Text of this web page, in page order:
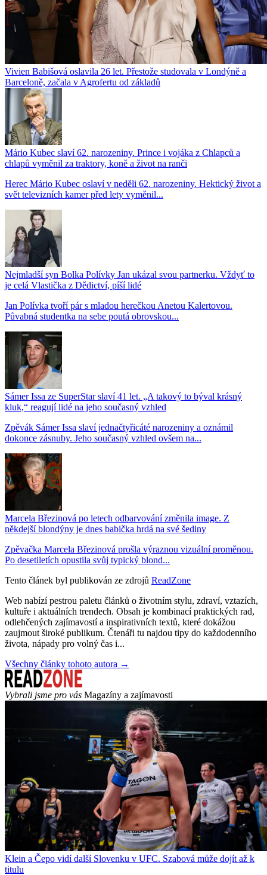
Vivien Babišová oslavila 26 let. Přestože studovala v Londýně a
Barceloně, začala v Agrofertu od základů
Mário Kubec slaví 62. narozeniny. Prince i vojáka z Chlapců a
chlapů vyměnil za traktory, koně a život na ranči
Herec Mário Kubec oslaví v neděli 62. narozeniny. Hektický život a
svět televizních kamer před lety vyměnil...
Nejmladší syn Bolka Polívky Jan ukázal svou partnerku. Vždyť to
je celá Vlastička z Dědictví, píší lidé
Jan Polívka tvoří pár s mladou herečkou Anetou Kalertovou.
Půvabná studentka na sebe poutá obrovskou...
Sámer Issa ze SuperStar slaví 41 let. „A takový to býval krásný
kluk,“ reagují lidé na jeho současný vzhled
Zpěvák Sámer Issa slaví jednačtyřicáté narozeniny a oznámil
dokonce zásnuby. Jeho současný vzhled ovšem na...
Marcela Březinová po letech odbarvování změnila image. Z
někdejší blondýny je dnes babička hrdá na své šediny
Zpěvačka Marcela Březinová prošla výraznou vizuální proměnou.
Po desetiletích opustila svůj typický blond...
Tento článek byl publikován ze zdrojů ReadZone
Web nabízí pestrou paletu článků o životním stylu, zdraví, vztazích,
kultuře i aktuálních trendech. Obsah je kombinací praktických rad,
odlehčených zajímavostí a inspirativních textů, které dokážou
zaujmout široké publikum. Čtenáři tu najdou tipy do každodenního
života, nápady pro volný čas i...
Všechny články tohoto autora →
Vybrali jsme pro vás Magazíny a zajímavosti
Klein a Čepo vidí další Slovenku v UFC. Szabová může dojít až k
titulu